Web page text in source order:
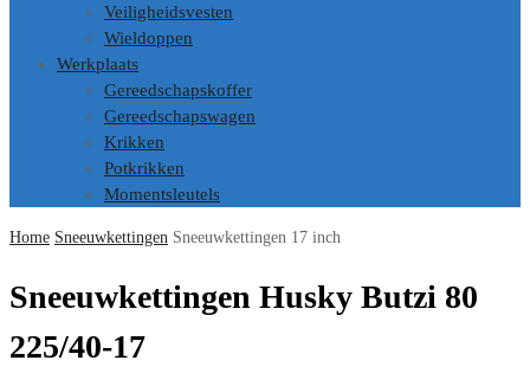
Veiligheidsvesten
Wieldoppen
Werkplaats
Gereedschapskoffer
Gereedschapswagen
Krikken
Potkrikken
Momentsleutels
Home Sneeuwkettingen Sneeuwkettingen 17 inch
Sneeuwkettingen Husky Butzi 80
225/40-17